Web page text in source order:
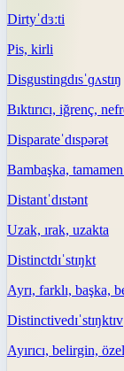
Dirtyˈdɜːti
Pis, kirli
Disgustingdɪsˈɡʌstɪŋ
Bıktırıcı, iğrenç,
Disparateˈdɪspərət
Bambaşka,
Distantˈdɪstənt
Uzak, ırak, uzakta
Distinctdɪˈstɪŋkt
Ayrı, farklı, başka,
Distinctivedɪˈstɪŋktɪv
Ayırıcı, belirgin, özel